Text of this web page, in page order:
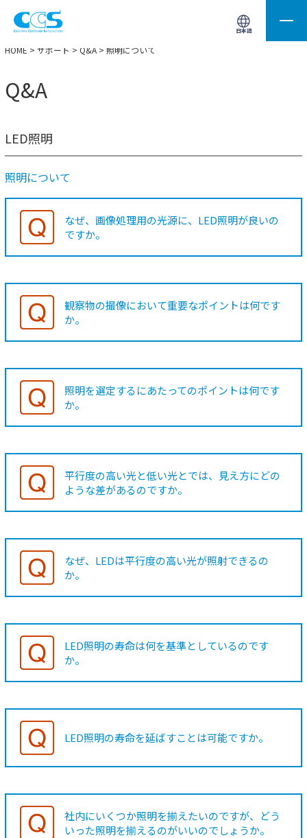
日本語
画像処理用の製品検索 サイト内検索(Enterで実行)
HOME > サポート > Q&A > 照明について
Q&A
LED照明
照明について
なぜ、画像処理用の光源に、LED照明が良いの
ですか。
観察物の撮像において重要なポイントは何です
か。
照明を選定するにあたってのポイントは何です
か。
平行度の高い光と低い光とでは、見え方にどの
ような差があるのですか。
なぜ、LEDは平行度の高い光が照射できるの
か。
LED照明の寿命は何を基準としているのです
か。
LED照明の寿命を延ばすことは可能ですか。
社内にいくつか照明を揃えたいのですが、どう
いった照明を揃えるのがいいのでしょうか。